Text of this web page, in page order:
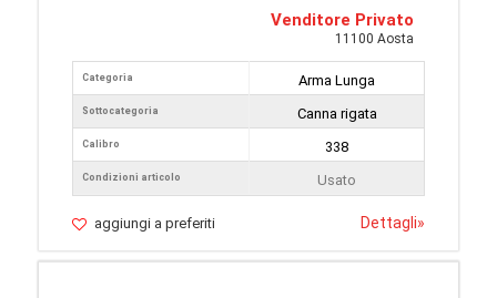
Venditore Privato
11100 Aosta
Categoria
Sottocategoria
Calibro
Condizioni articolo
Arma Lunga
Canna rigata
338
Usato
aggiungi a preferiti Dettagli»